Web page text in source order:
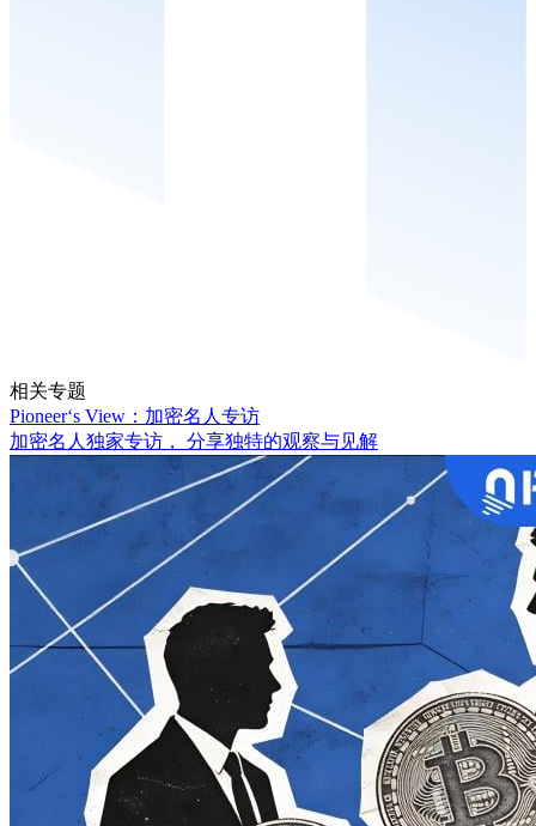
相关专题
Pioneer‘s View：加密名人专访
加密名人独家专访， 分享独特的观察与见解